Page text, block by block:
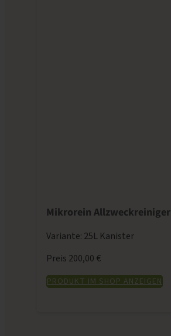
Mikrorein Allzweckreiniger
Variante: 25L Kanister
Preis 200,00 €
PRODUKT IM SHOP ANZEIGEN